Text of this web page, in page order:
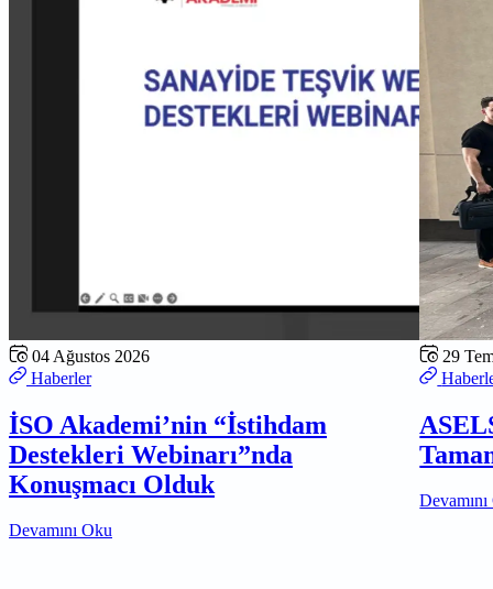
04 Ağustos 2026
Haberler
İSO Akademi’nin “İstihdam
Destekleri Webinarı”nda
Konuşmacı Olduk
Devamını Oku
29